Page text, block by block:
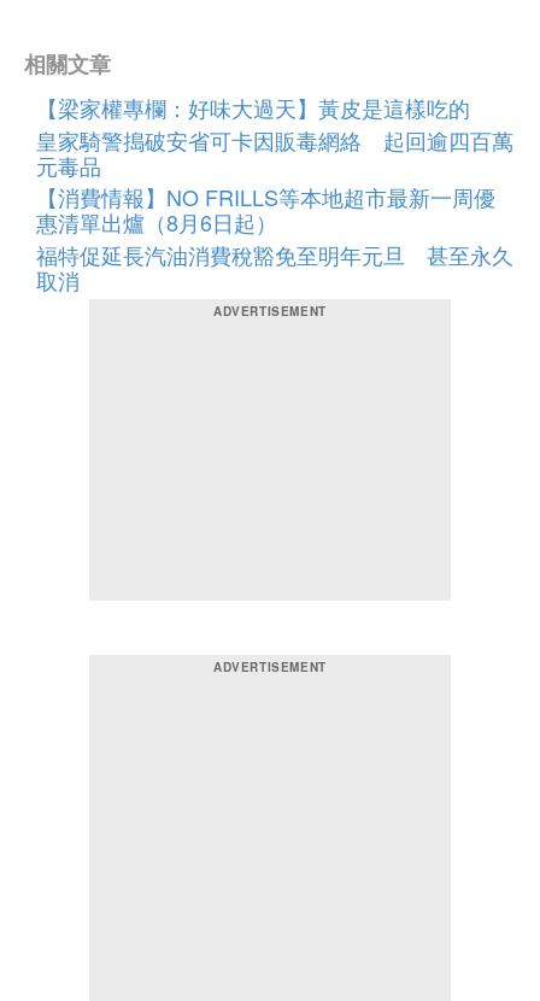
相關文章
【梁家權專欄：好味大過天】黃皮是這樣吃的
皇家騎警搗破安省可卡因販毒網絡 起回逾四百萬
元毒品
【消費情報】NO FRILLS等本地超市最新一周優
惠清單出爐（8月6日起）
福特促延長汽油消費稅豁免至明年元旦 甚至永久
取消